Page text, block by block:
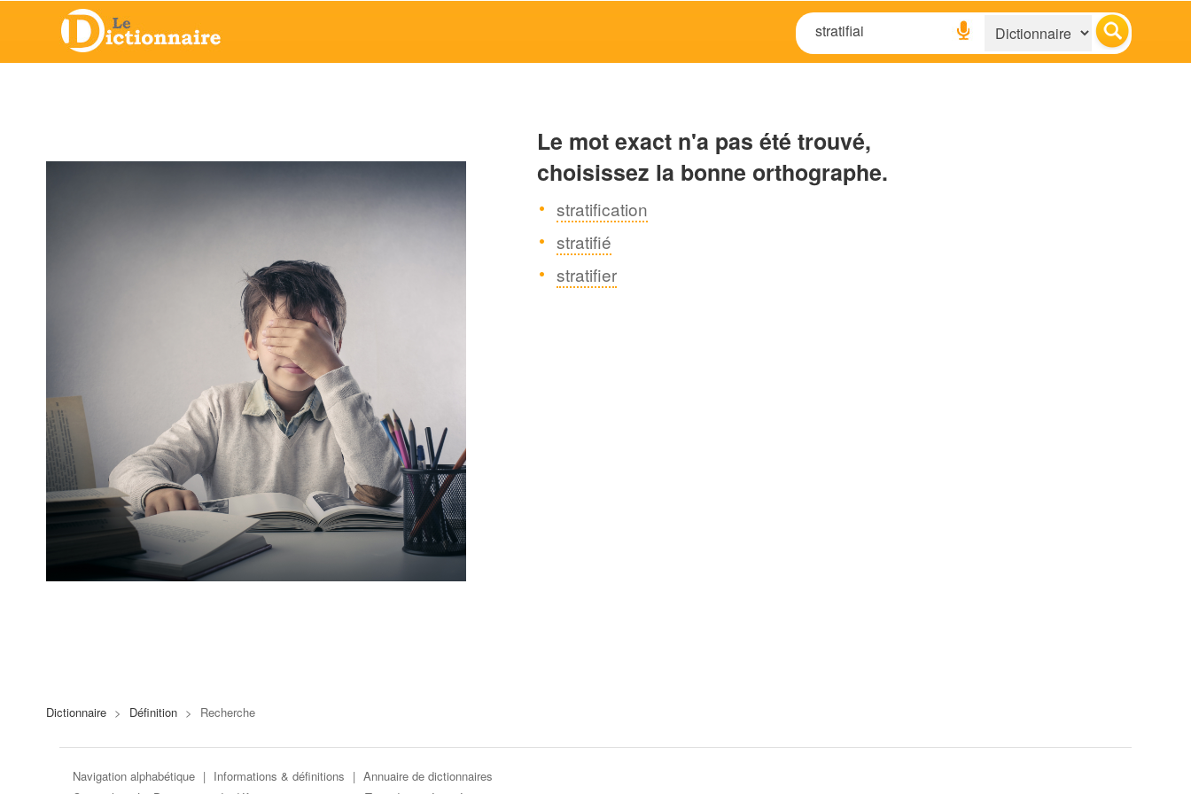
Le mot exact n'a pas été trouvé,
choisissez la bonne orthographe.
stratification
stratifié
stratifier
Dictionnaire > Définition > Recherche
Navigation alphabétique | Informations & définitions | Annuaire de dictionnaires